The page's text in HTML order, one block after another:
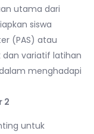
utama dari
siswa
(PAS) atau
dan variatif latihan
menghadapi
2
untuk